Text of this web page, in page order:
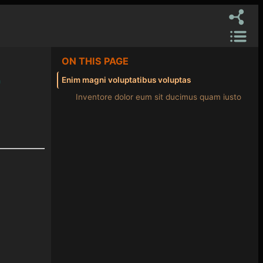
ON THIS PAGE
Enim magni voluptatibus voluptas
Inventore dolor eum sit ducimus quam iusto